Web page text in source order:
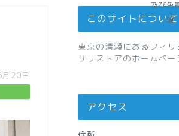
及び免
項
20日
このサイトについて
東京の清瀬にあるフィリ
サリストアのホームペー
アクセス